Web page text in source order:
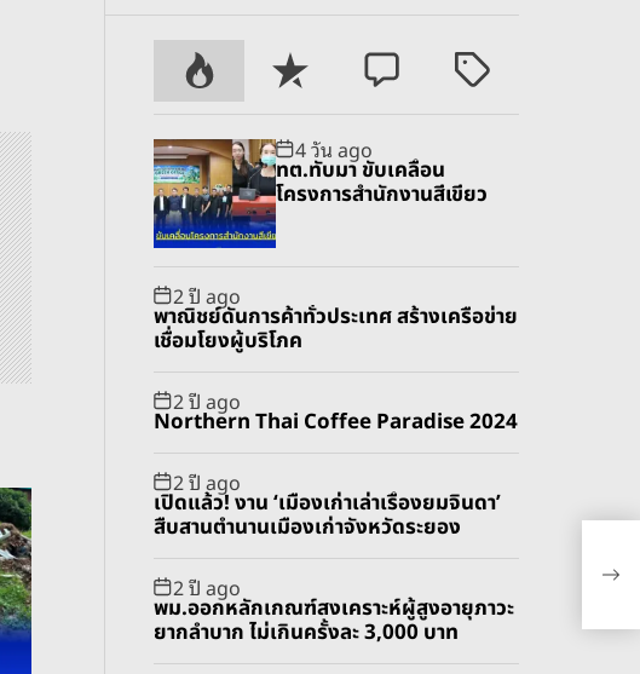
P
o
p
u
l
a
r
R
e
c
e
n
t
C
o
m
m
e
T
g
e
4 วัน ago
ทต.ทับมา ขับเคลื่อน
โครงการสำนักงานสีเขียว
2 ปี ago
พาณิชย์ดันการค้าทั่วประเทศ สร้างเครือข่าย
เชื่อมโยงผู้บริโภค
2 ปี ago
Northern Thai Coffee Paradise 2024
2 ปี ago
เปิดแล้ว! งาน ‘เมืองเก่าเล่าเรื่องยมจินดา’
สืบสานตำนานเมืองเก่าจังหวัดระยอง
2 ปี ago
พม.ออกหลักเกณฑ์สงเคราะห์ผู้สูงอายุภาวะ
ยากลำบาก ไม่เกินครั้งละ 3,000 บาท
คร